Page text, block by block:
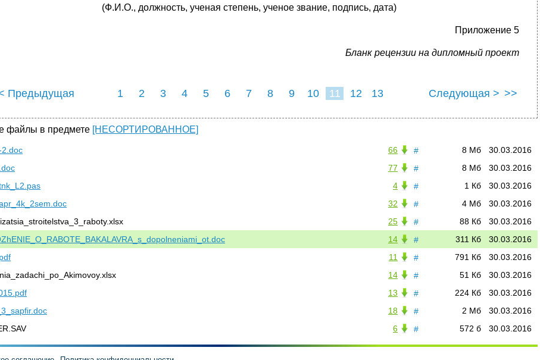
(Ф.И.О., должность, ученая степень, ученое звание, подпись, дата)
Приложение 5
Бланк рецензии на дипломный проект
Предыдущая 1 2 3 4 5 6 7 8 9 10 11 12 13 Следующая > >>
файлы в предмете [НЕСОРТИРОВАННОЕ]
# 30.03.2016
8 Мб
66
2.doc
#
30.03.2016
8 Мб
77
#
30.03.2016
1 Кб
4
#
30.03.2016
4 Мб
32
#
30.03.2016
88 Кб
25
#
30.03.2016
311 Кб
14
#
30.03.2016
791 Кб
11
#
30.03.2016
51 Кб
14
#
30.03.2016
224 Кб
13
#
30.03.2016
2 Мб
18
#
30.03.2016
572 б
6